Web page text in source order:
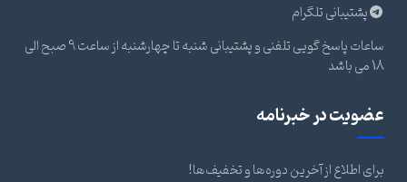
پشتیبانی تلگرام
ساعات پاسخ گویی تلفنی و پشتیبانی شنبه تا چهارشنبه از ساعت 9 صبح الی
18 می باشد
عضویت در خبرنامه
برای اطلاع از آخرین دوره‌ها و تخفیف‌ها!